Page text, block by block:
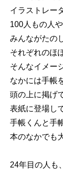
イラストレー
100人もの人
みんながたの
それぞれのほ
そんなイメー
なかには手帳
頭の上に掲げ
表紙に登場し
手帳くんと手
本のなかでも
24年目の人も